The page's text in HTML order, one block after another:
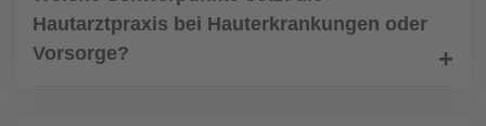
Hautarztpraxis bei Hauterkrankungen oder
Vorsorge?